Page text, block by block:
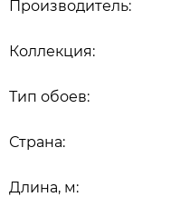
Производитель:
Коллекция:
Длина, м:
Страна:
Тип обоев: